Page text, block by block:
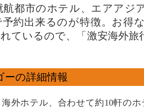
都市のホテル、エアアジ
予約出来るのが特徴。お得
ているので、「激安海外旅
ーの詳細情報
外ホテル、合わせて約10軒の